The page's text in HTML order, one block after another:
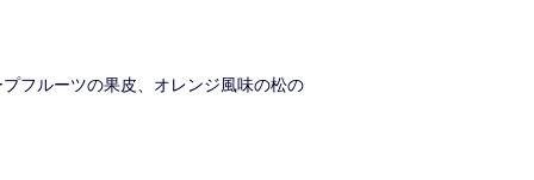
フルーツの果皮、オレンジ風味の松の